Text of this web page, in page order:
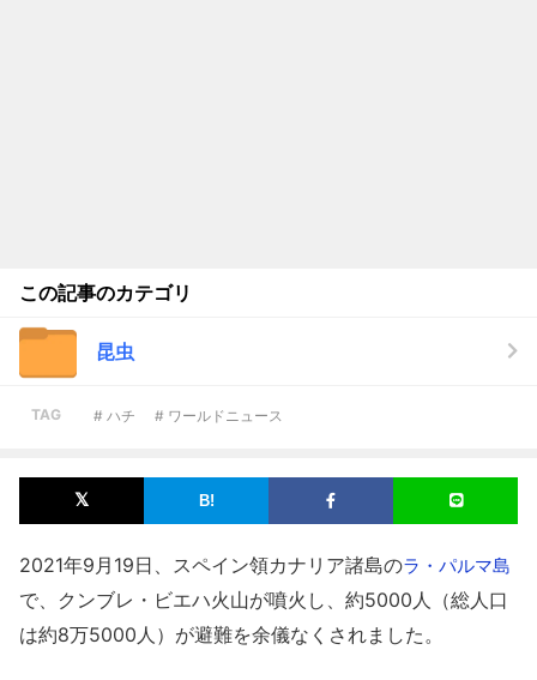
この記事のカテゴリ
昆虫
TAG # ハチ # ワールドニュース
2021年9月19日、スペイン領カナリア諸島のラ・パルマ島
で、クンブレ・ビエハ火山が噴火し、約5000人（総人口
は約8万5000人）が避難を余儀なくされました。